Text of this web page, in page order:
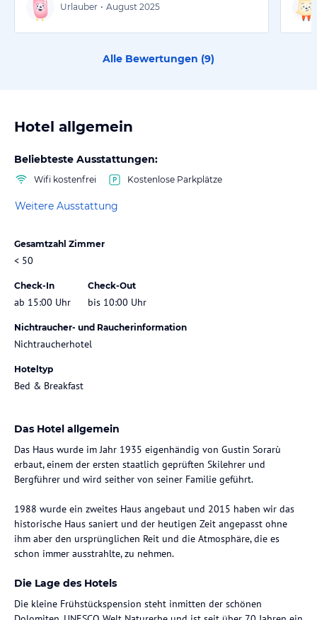
Urlauber • August 2025
Alle Bewertungen (9)
Hotel allgemein
Beliebteste Ausstattungen:
Wifi kostenfrei Kostenlose Parkplätze
Weitere Ausstattung
Gesamtzahl Zimmer
< 50
Check-In
ab 15:00 Uhr
Check-Out
bis 10:00 Uhr
Nichtraucher- und Raucherinformation
Nichtraucherhotel
Hoteltyp
Bed & Breakfast
Das Hotel allgemein
Das Haus wurde im Jahr 1935 eigenhändig von Gustin Sorarù
erbaut, einem der ersten staatlich geprüften Skilehrer und
Bergführer und wird seither von seiner Familie geführt.
1988 wurde ein zweites Haus angebaut und 2015 haben wir das
historische Haus saniert und der heutigen Zeit angepasst ohne
ihm aber den ursprünglichen Reit und die Atmosphäre, die es
schon immer ausstrahlte, zu nehmen.
Die Lage des Hotels
Die kleine Frühstückspension steht inmitten der schönen